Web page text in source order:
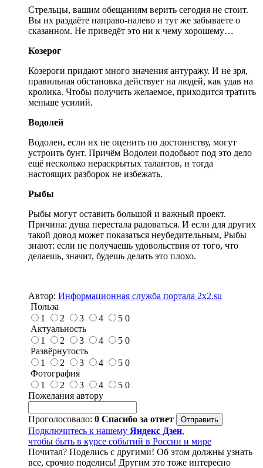
Стрельцы, вашим обещаниям верить сегодня не стоит.
Вы их раздаёте направо-налево и тут же забываете о
сказанном. Не приведёт это ни к чему хорошему…
Козерог
Козероги придают много значения антуражу. И не зря,
правильная обстановка действует на людей, как удав на
кролика. Чтобы получить желаемое, приходится тратить
меньше усилий.
Водолей
Водолеи, если их не оценить по достоинству, могут
устроить бунт. Причём Водолеи подобьют под это дело
ещё несколько нераскрытых талантов, и тогда
настоящих разборок не избежать.
Рыбы
Рыбы могут оставить большой и важный проект.
Причина: душа перестала радоваться. И если для других
такой довод может показаться неубедительным, Рыбы
знают: если не получаешь удовольствия от того, что
делаешь, значит, будешь делать это плохо.
Автор: Информационная служба портала 2x2.su
Польза
1
2 3 4 5 0
Актуальность
1
2 3 4 5 0
Развёрнутость
1
2 3 4 5 0
Фотография
1
2 3 4 5 0
Пожелания автору
Проголосовало: 0 Спасибо за ответ
Подключитесь к нашему Яндекс Дзен,
чтобы быть в курсе событий в России и мире
Почитал? Поделись с другими! Об этом должны узнать
все, срочно поделись! Другим это тоже интересно